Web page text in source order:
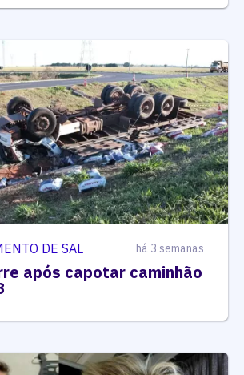
DE SAL há 3 semanas
após capotar caminhão